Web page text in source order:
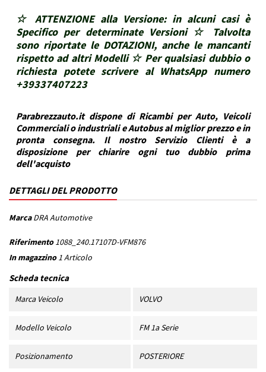
☆ ATTENZIONE alla Versione: in alcuni casi è
Specifico per determinate Versioni ☆ Talvolta
sono riportate le DOTAZIONI, anche le mancanti
rispetto ad altri Modelli ☆ Per qualsiasi dubbio o
richiesta potete scrivere al WhatsApp numero
+39337407223
Parabrezzauto.it dispone di Ricambi per Auto, Veicoli
Commerciali o industriali e Autobus al miglior prezzo e in
pronta consegna. Il nostro Servizio Clienti è a
disposizione per chiarire ogni tuo dubbio prima
dell'acquisto
DETTAGLI DEL PRODOTTO
Marca DRA Automotive
Riferimento 1088_240.17107D-VFM876
In magazzino 1 Articolo
Scheda tecnica
Marca Veicolo VOLVO
Modello Veicolo FM 1a Serie
Posizionamento POSTERIORE